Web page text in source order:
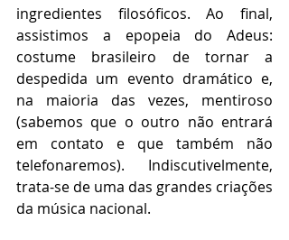
ingredientes filosóficos. Ao final,
assistimos a epopeia do Adeus:
costume brasileiro de tornar a
despedida um evento dramático e,
na maioria das vezes, mentiroso
(sabemos que o outro não entrará
em contato e que também não
telefonaremos). Indiscutivelmente,
trata-se de uma das grandes criações
da música nacional.